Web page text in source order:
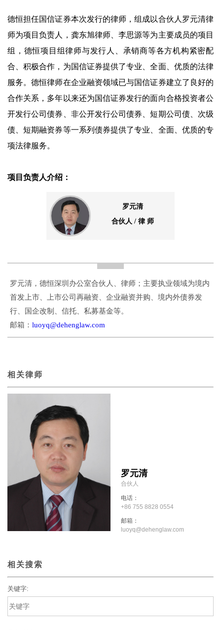
德恒担任国信证券本次发行的律师，组成以合伙人罗元清律
师为项目负责人，龚东旭律师、李思源等为主要成员的项目
组，德恒项目组律师与发行人、承销商等各方机构紧密配
合、积极合作，为国信证券提供了专业、全面、优质的法律
服务。德恒律师在企业融资领域已与国信证券建立了良好的
合作关系，多年以来还为国信证券发行的面向合格投资者公
开发行公司债券、非公开发行公司债券、短期公司债、次级
债、短期融资券等一系列债券提供了专业、全面、优质的专
项法律服务。
项目负责人介绍：
罗元清
合伙人 / 律 师
罗元清，德恒深圳办公室合伙人、律师；主要执业领域为境内
首发上市、上市公司再融资、企业融资并购、境内外债券发
行、国企改制、信托、私募基金等。
邮箱： luoyq@dehenglaw.com
相关律师
罗元清
合伙人
电话：
+86 755 8828 0554
邮箱：
luoyq@dehenglaw.com
相关搜索
关键字: